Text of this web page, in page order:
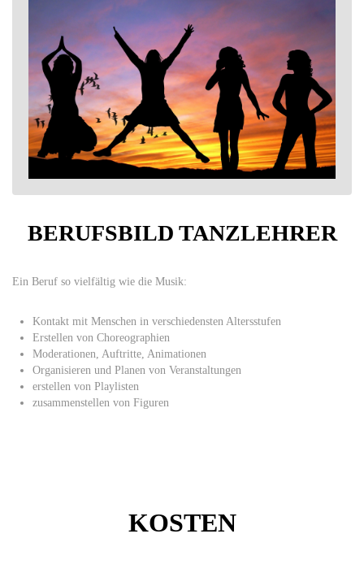
BERUFSBILD TANZLEHRER
Ein Beruf so vielfältig wie die Musik:
Kontakt mit Menschen in verschiedensten Altersstufen
Erstellen von Choreographien
Moderationen, Auftritte, Animationen
Organisieren und Planen von Veranstaltungen
erstellen von Playlisten
zusammenstellen von Figuren
KOSTEN